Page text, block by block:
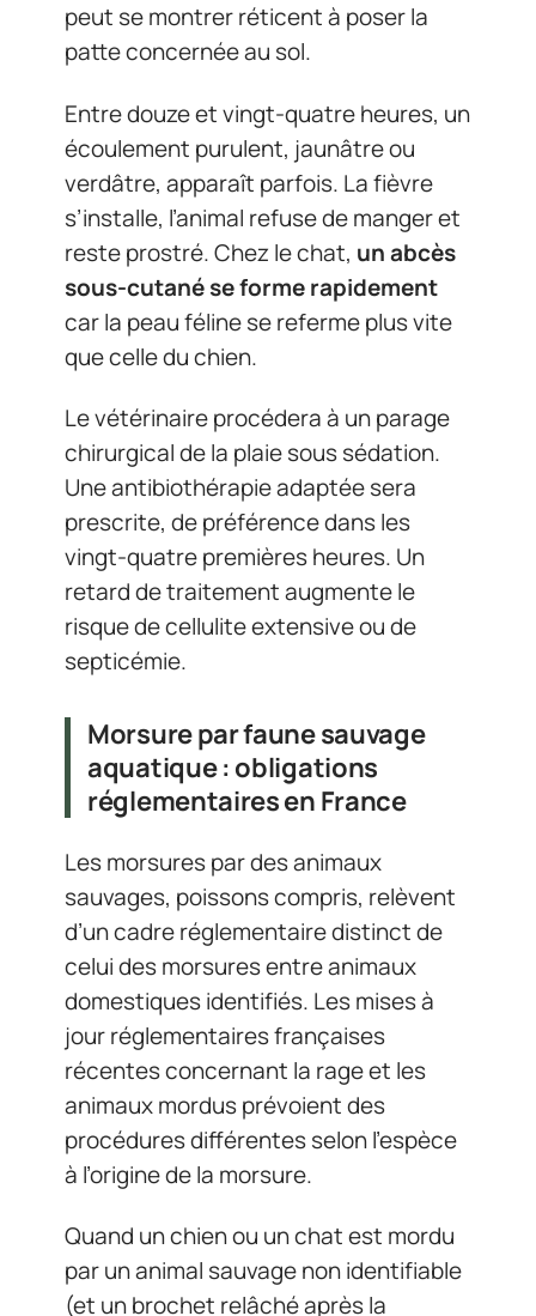
peut se montrer réticent à poser la
patte concernée au sol.
Entre douze et vingt-quatre heures, un
écoulement purulent, jaunâtre ou
verdâtre, apparaît parfois. La fièvre
s’installe, l’animal refuse de manger et
reste prostré. Chez le chat, un abcès
sous-cutané se forme rapidement
car la peau féline se referme plus vite
que celle du chien.
Le vétérinaire procédera à un parage
chirurgical de la plaie sous sédation.
Une antibiothérapie adaptée sera
prescrite, de préférence dans les
vingt-quatre premières heures. Un
retard de traitement augmente le
risque de cellulite extensive ou de
septicémie.
Morsure par faune sauvage
aquatique : obligations
réglementaires en France
Les morsures par des animaux
sauvages, poissons compris, relèvent
d’un cadre réglementaire distinct de
celui des morsures entre animaux
domestiques identifiés. Les mises à
jour réglementaires françaises
récentes concernant la rage et les
animaux mordus prévoient des
procédures différentes selon l’espèce
à l’origine de la morsure.
Quand un chien ou un chat est mordu
par un animal sauvage non identifiable
(et un brochet relâché après la